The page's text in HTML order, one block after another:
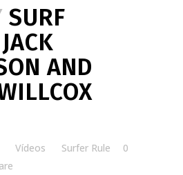
SURF
AND
Vídeos Surfer Rule
0